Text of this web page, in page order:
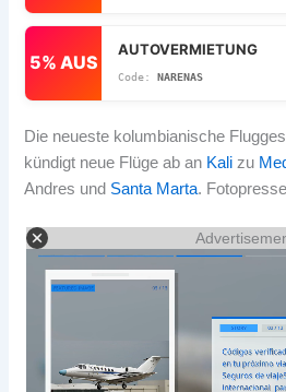
5% AUS
AUTOVERMIETUNG
NARENAS
Die neueste kolumbianische
kündigt neue Flüge ab an Kali zu
Andres und Santa Marta.